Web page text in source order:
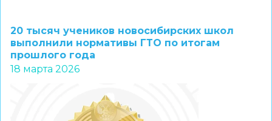
«Каравеллы»
удостоились
знаков
ГТО
20 тысяч учеников новосибирских школ
выполнили нормативы ГТО по итогам
прошлого года
18 марта 2026